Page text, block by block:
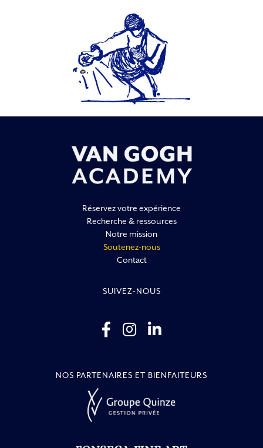
Réservez votre expérience
Recherche & ressources
Notre mission
Soutenez-nous
Contact
SUIVEZ-NOUS
NOS PARTENAIRES ET BIENFAITEURS